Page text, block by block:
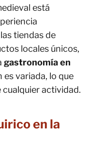
está
tiendas de
locales únicos,
gastronomía en
es variada, lo que
actividad.
en la